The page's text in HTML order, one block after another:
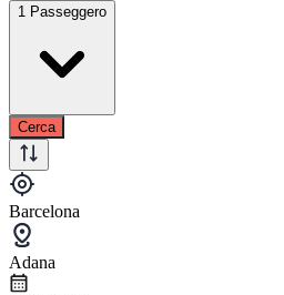
1 Passeggero
Cerca
Barcelona
Adana